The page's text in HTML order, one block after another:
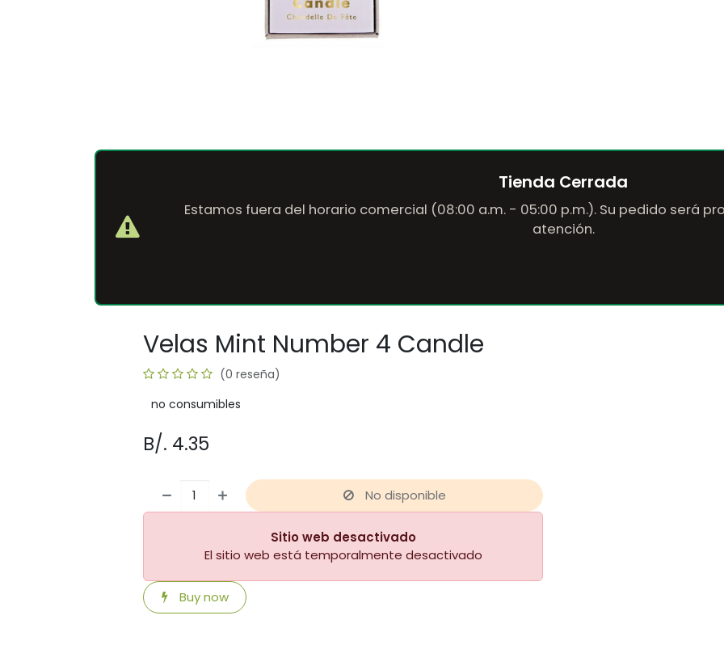
Tienda Cerrada
Estamos fuera del horario comercial (08:00 a.m. - 05:00 p.m.). Su pedido será
atención.
Velas Mint Number 4 Candle
(0 reseña)
no consumibles
B/. 4.35
No disponible
Sitio web desactivado
El sitio web está temporalmente desactivado
Buy now